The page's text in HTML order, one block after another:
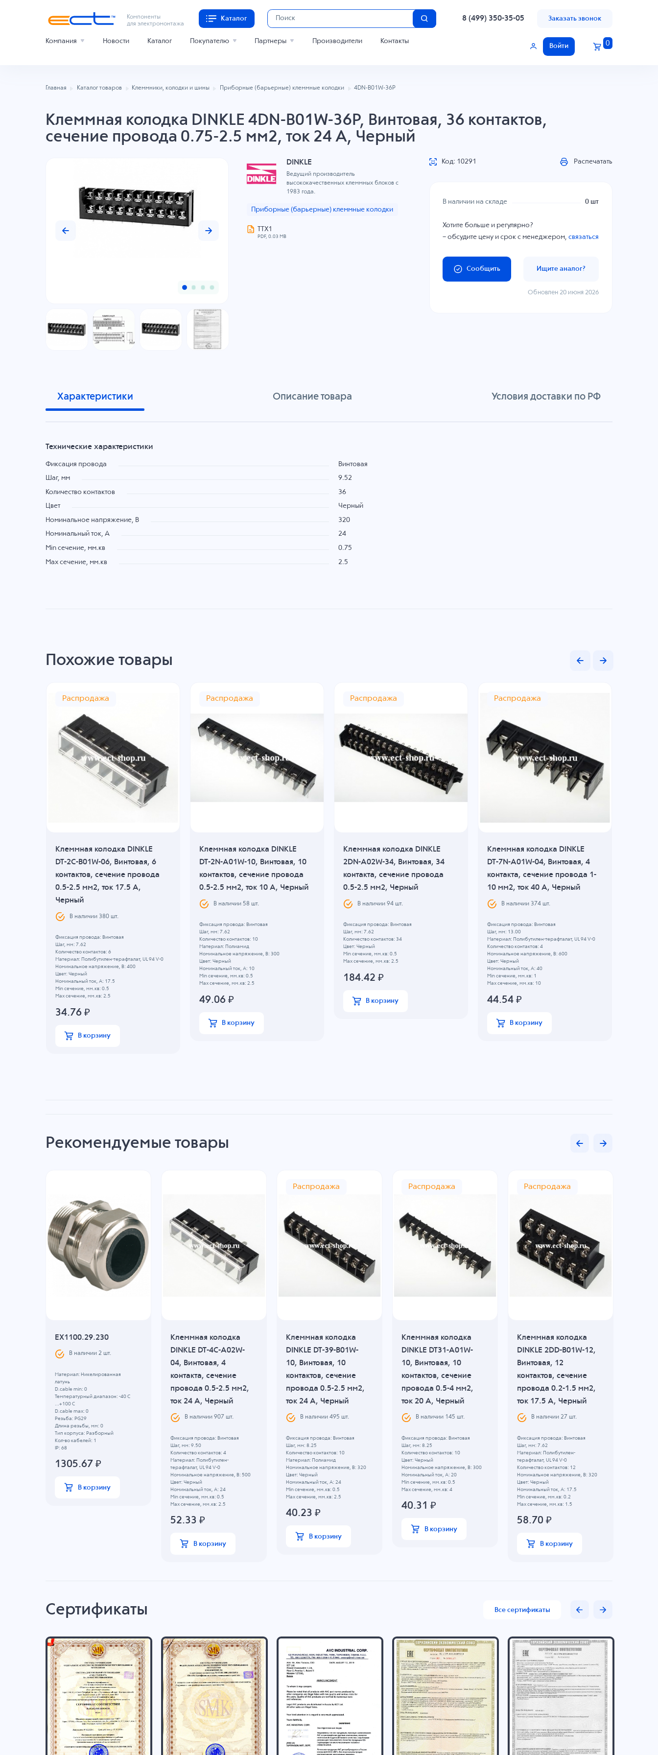
Компоненты
для электромонтажа
Каталог 8 (499) 350-35-05 Заказать звонок
Компания Новости Каталог Покупателю Партнеры Производители Контакты
Войти 0
Главная Каталог товаров Клеммники, колодки и шины Приборные (барьерные) клеммные колодки 4DN-B01W-36P
Клеммная колодка DINKLE 4DN-B01W-36P, Винтовая, 36 контактов,
сечение провода 0.75-2.5 мм2, ток 24 A, Черный
DINKLE
Ведущий производитель
высококачественных клеммных блоков с
1983 года.
Приборные (барьерные) клеммные колодки
ТТХ1
PDF, 0.03 MB
Код: 10291 Распечатать
В наличии на складе 0 шт
Хотите больше и регулярно?
– обсудите цену и срок с менеджером,связаться
Сообщить Ищите аналог?
Обновлен 20 июня 2026
Характеристики Описание товара Условия доставки по РФ
Технические характеристики
Фиксация провода Винтовая
Шаг, мм 9.52
Количество контактов 36
Цвет Черный
Номинальное напряжение, B 320
Номинальный ток, А 24
Min сечение, мм.кв 0.75
Max сечение, мм.кв 2.5
Похожие товары
Распродажа
Клеммная колодка DINKLE
DT-2C-B01W-06, Винтовая, 6
контактов, сечение провода
0.5-2.5 мм2, ток 17.5 A,
Черный
В наличии 380шт.
Фиксация провода: Винтовая
Шаг, мм: 7.62
Количество контактов: 6
Материал: Полибутилен-терафталат, UL 94 V-0
Номинальное напряжение, B: 400
Цвет: Черный
Номинальный ток, А: 17.5
Min сечение, мм.кв: 0.5
Max сечение, мм.кв: 2.5
34.76 ₽
В корзину
Распродажа
Клеммная колодка DINKLE
DT-2N-A01W-10, Винтовая, 10
контактов, сечение провода
0.5-2.5 мм2, ток 10 A, Черный
В наличии 58 шт.
Фиксация провода: Винтовая
Шаг, мм: 7.62
Количество контактов: 10
Материал: Полиамид
Номинальное напряжение, B: 300
Цвет: Черный
Номинальный ток, А: 10
Min сечение, мм.кв: 0.5
Max сечение, мм.кв: 2.5
49.06 ₽
В корзину
Распродажа
Клеммная колодка DINKLE
2DN-A02W-34, Винтовая, 34
контакта, сечение провода
0.5-2.5 мм2, Черный
В наличии 94шт.
Фиксация провода: Винтовая
Шаг, мм: 7.62
Количество контактов: 34
Цвет: Черный
Min сечение, мм.кв: 0.5
Max сечение, мм.кв: 2.5
184.42 ₽
В корзину
Распродажа
Клеммная колодка DINKLE
DT-7N-A01W-04, Винтовая, 4
контакта, сечение провода 1-
10 мм2, ток 40 A, Черный
В наличии 374шт.
Фиксация провода: Винтовая
Шаг, мм: 13.00
Материал: Полибутилен-терафталат, UL 94 V-0
Количество контактов: 4
Номинальное напряжение, B: 600
Цвет: Черный
Номинальный ток, А: 40
Min сечение, мм.кв: 1
Max сечение, мм.кв: 10
44.54₽
В корзину
Рекомендуемые товары
EX1100.29.230
В наличии2 шт.
Материал: Никелированная
латунь
D.cable min: 0
Температурный диапазон: -40 C
...+100 C
D.cable max: 0
Резьба: PG29
Длина резьбы, мм: 0
Тип корпуса: Разборный
Кол-во кабелей: 1
IP: 68
1305.67 ₽
В корзину
Клеммная колодка
DINKLE DT-4C-A02W-
04, Винтовая, 4
контакта, сечение
провода 0.5-2.5 мм2,
ток 24 A, Черный
В наличии907 шт.
Фиксация провода: Винтовая
Шаг, мм: 9.50
Количество контактов: 4
Материал: Полибутилен-
терафталат, UL 94 V-0
Номинальное напряжение, B: 500
Цвет: Черный
Номинальный ток, А: 24
Min сечение, мм.кв: 0.5
Max сечение, мм.кв: 2.5
52.33 ₽
В корзину
Распродажа
Клеммная колодка
DINKLE DT-39-B01W-
10, Винтовая, 10
контактов, сечение
провода 0.5-2.5 мм2,
ток 24 A, Черный
В наличии495 шт.
Фиксация провода: Винтовая
Шаг, мм: 8.25
Количество контактов: 10
Материал: Полиамид
Номинальное напряжение, B: 320
Цвет: Черный
Номинальный ток, А: 24
Min сечение, мм.кв: 0.5
Max сечение, мм.кв: 2.5
40.23 ₽
В корзину
Распродажа
Клеммная колодка
DINKLE DT31-A01W-
10, Винтовая, 10
контактов, сечение
провода 0.5-4 мм2,
ток 20 A, Черный
В наличии 145 шт.
Фиксация провода: Винтовая
Шаг, мм: 8.25
Количество контактов: 10
Цвет: Черный
Номинальное напряжение, B: 300
Номинальный ток, А: 20
Min сечение, мм.кв: 0.5
Max сечение, мм.кв: 4
40.31 ₽
В корзину
Распродажа
Клеммная колодка
DINKLE 2DD-B01W-12,
Винтовая, 12
контактов, сечение
провода 0.2-1.5 мм2,
ток 17.5 A, Черный
В наличии27 шт.
Фиксация провода: Винтовая
Шаг, мм: 7.62
Материал: Полибутилен-
терафталат, UL 94 V-0
Количество контактов: 12
Номинальное напряжение, B: 320
Цвет: Черный
Номинальный ток, А: 17.5
Min сечение, мм.кв: 0.2
Max сечение, мм.кв: 1.5
58.70 ₽
В корзину
Сертификаты Все сертификаты